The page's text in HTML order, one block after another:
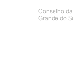
Conselho
Grande do